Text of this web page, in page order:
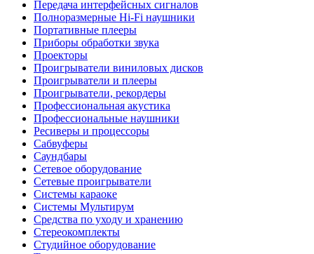
Передача интерфейсных сигналов
Полноразмерные Hi-Fi наушники
Портативные плееры
Приборы обработки звука
Проекторы
Проигрыватели виниловых дисков
Проигрыватели и плееры
Проигрыватели, рекордеры
Профессиональная акустика
Профессиональные наушники
Ресиверы и процессоры
Сабвуферы
Саундбары
Сетевое оборудование
Сетевые проигрыватели
Системы караоке
Системы Мультирум
Средства по уходу и хранению
Стереокомплекты
Студийное оборудование